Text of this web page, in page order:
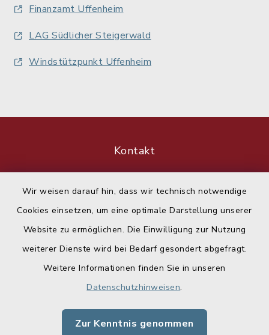
Wir weisen darauf hin, dass wir technisch notwendige
Cookies einsetzen, um eine optimale Darstellung unserer
Website zu ermöglichen. Die Einwilligung zur Nutzung
weiterer Dienste wird bei Bedarf gesondert abgefragt.
Weitere Informationen finden Sie in unseren
Datenschutzhinweisen.
Zur Kenntnis genommen
Finanzamt Uffenheim
LAG Südlicher Steigerwald
Windstützpunkt Uffenheim
Kontakt
Datenschutz
Impressum
Sitemap
Cookie-Einstellungen